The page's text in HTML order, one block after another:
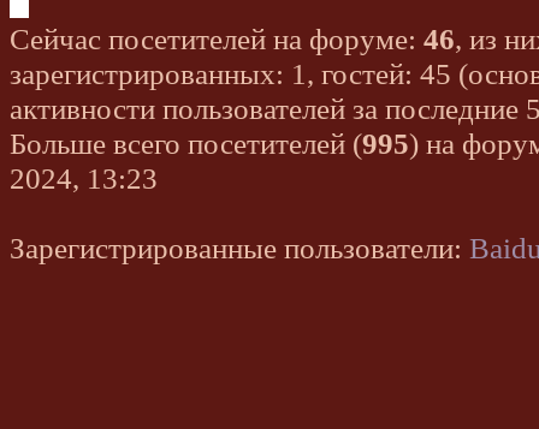
Сейчас посетителей на форуме: 46, из
зарегистрированных: 1, гостей: 45
активности пользователей за последние
Больше всего посетителей (995) на
2024, 13:23
Зарегистрированные пользователи: